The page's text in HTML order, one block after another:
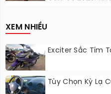
XEM NHIỀU
Exciter Sắc Tím
Tùy Chọn Kỳ Lạ